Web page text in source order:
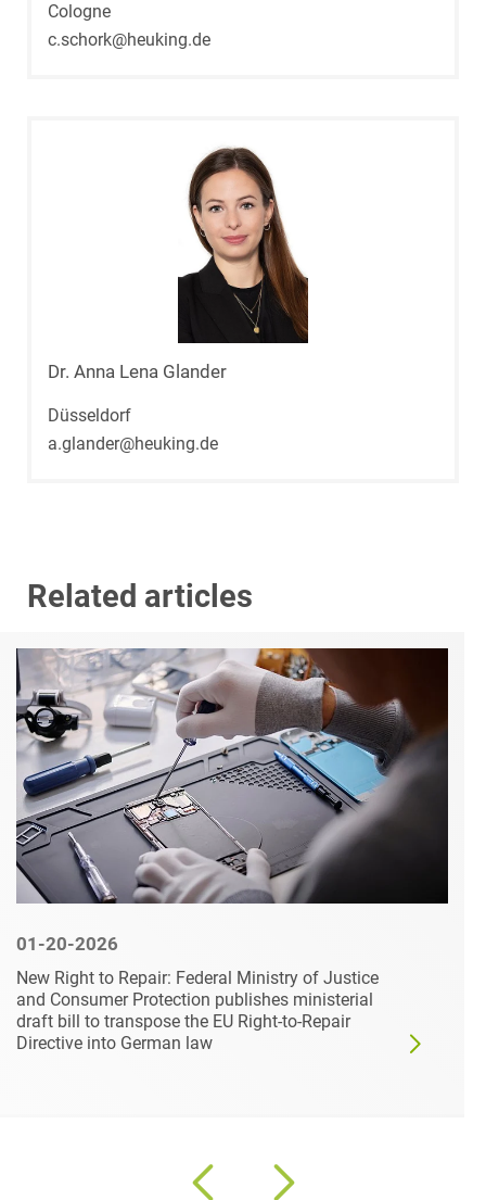
Cologne
c.schork@heuking.de
Dr. Anna Lena Glander
Düsseldorf
a.glander@heuking.de
Related articles
01-20-2026
New Right to Repair: Federal Ministry of Justice
and Consumer Protection publishes ministerial
draft bill to transpose the EU Right-to-Repair
Directive into German law